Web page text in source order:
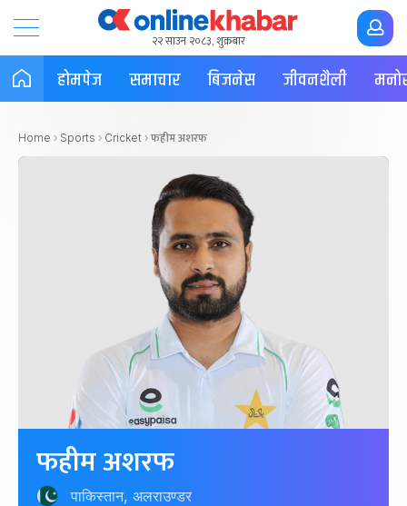
२२ साउन २०८३, शुक्रबार
होमपेज समाचार बिजनेस जीवनशैली
Home › Sports › Cricket › फहीम अशरफ
फहीम अशरफ
पाकिस्तान, अलराउण्डर